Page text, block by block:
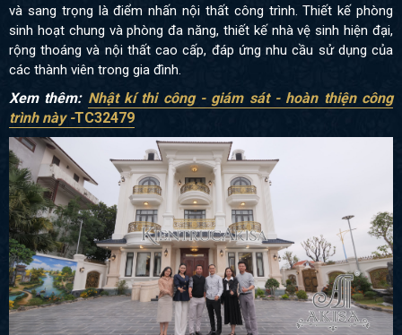
và sang trọng là điểm nhấn nội thất công trình. Thiết kế phòng
sinh hoạt chung và phòng đa năng, thiết kế nhà vệ sinh hiện đại,
rộng thoáng và nội thất cao cấp, đáp ứng nhu cầu sử dụng của
các thành viên trong gia đình.
Xem thêm: Nhật kí thi công - giám sát - hoàn thiện công
trình này -TC32479